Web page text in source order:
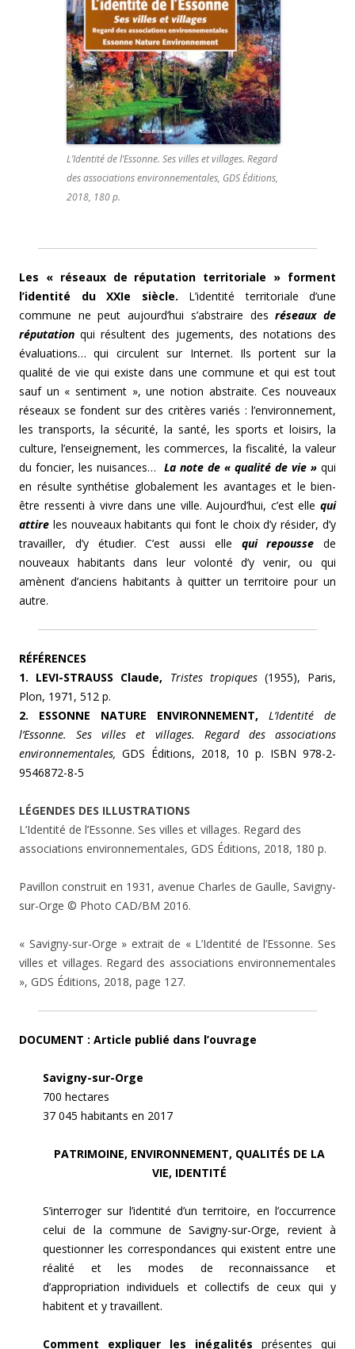
L’Identité de l’Essonne. Ses villes et villages. Regard
des associations environnementales, GDS Éditions,
2018, 180 p.
Les « réseaux de réputation territoriale » forment
l’identité du XXIe siècle. L’identité territoriale d’une
commune ne peut aujourd’hui s’abstraire desréseaux de
réputation qui résultent des jugements, des notations des
évaluations… qui circulent sur Internet. Ils portent sur la
qualité de vie qui existe dans une commune et qui est tout
sauf un « sentiment », une notion abstraite. Ces nouveaux
réseaux se fondent sur des critères variés : l’environnement,
les transports, la sécurité, la santé, les sports et loisirs, la
culture, l’enseignement, les commerces, la fiscalité, la valeur
du foncier, les nuisances… La note de « qualité de vie » qui
en résulte synthétise globalement les avantages et le bien-
être ressenti à vivre dans une ville. Aujourd’hui, c’est elle qui
attire les nouveaux habitants qui font le choix d’y résider, d’y
travailler, d’y étudier. C’est aussi elle qui repousse
de
nouveaux habitants dans leur volonté d’y venir, ou qui
amènent d’anciens habitants à quitter un territoire pour un
autre.
RÉFÉRENCES
1. LEVI-STRAUSS Claude,
Tristes tropiques(1955), Paris,
Plon, 1971, 512 p.
2. ESSONNE NATURE ENVIRONNEMENT,
L’Identité de
l’Essonne. Ses villes et villages. Regard des associations
environnementales, GDS Éditions, 2018, 10 p. ISBN 978-2-
9546872-8-5
LÉGENDES DES ILLUSTRATIONS
L’Identité de l’Essonne. Ses villes et villages. Regard des
associations environnementales, GDS Éditions, 2018, 180 p.
Pavillon construit en 1931, avenue Charles de Gaulle, Savigny-
sur-Orge © Photo CAD/BM 2016.
« Savigny-sur-Orge » extrait de « L’Identité de l’Essonne. Ses
villes et villages. Regard des associations environnementales
», GDS Éditions, 2018, page 127.
DOCUMENT : Article publié dans l’ouvrage
Savigny-sur-Orge
700 hectares
37 045 habitants en 2017
PATRIMOINE, ENVIRONNEMENT, QUALITÉS DE LA
VIE, IDENTITÉ
S’interroger sur l’identité d’un territoire, en l’occurrence
celui de la commune de Savigny-sur-Orge, revient à
questionner les correspondances qui existent entre une
réalité et les modes de reconnaissance et
d’appropriation individuels et collectifs de ceux qui y
habitent et y travaillent.
Comment expliquer les inégalités présentes qui